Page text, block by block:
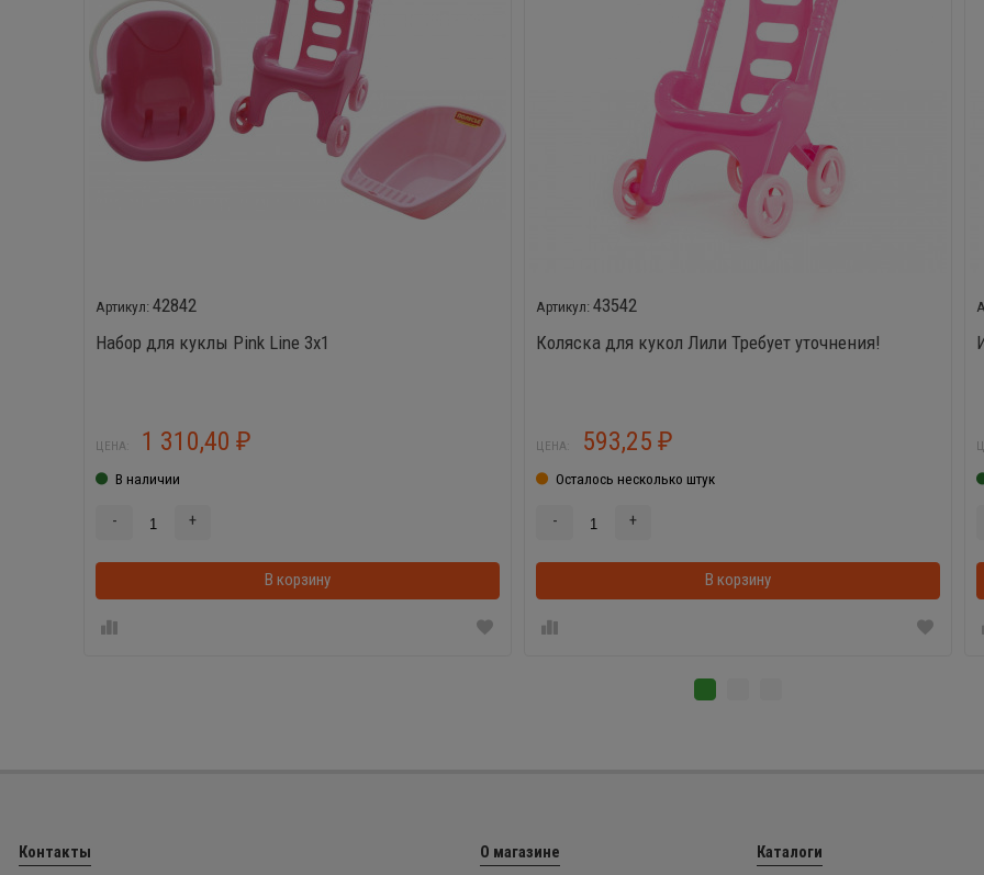
42842
Набор для куклы Pink Line 3х1
ЦЕНА: 1 310,40 ₽
В наличии
- +
В корзину В корзинке
43542
Коляска для кукол Лили Требует уточнения!
ЦЕНА: 593,25 ₽
Осталось несколько штук
- +
В корзину
Контакты О магазине Каталоги